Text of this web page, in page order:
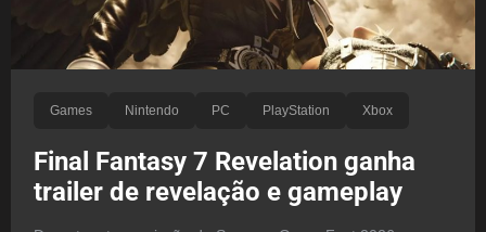
Games Nintendo PC PlayStation Xbox
Final Fantasy 7 Revelation ganha
trailer de revelação e gameplay